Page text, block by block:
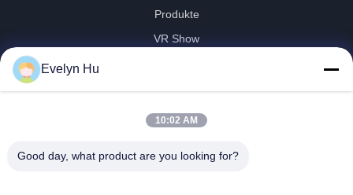
Produkte
VR Show
Qualitätskontrolle
Referenzen
Evelyn Hu
10:02 AM
Good day, what product are you looking for?